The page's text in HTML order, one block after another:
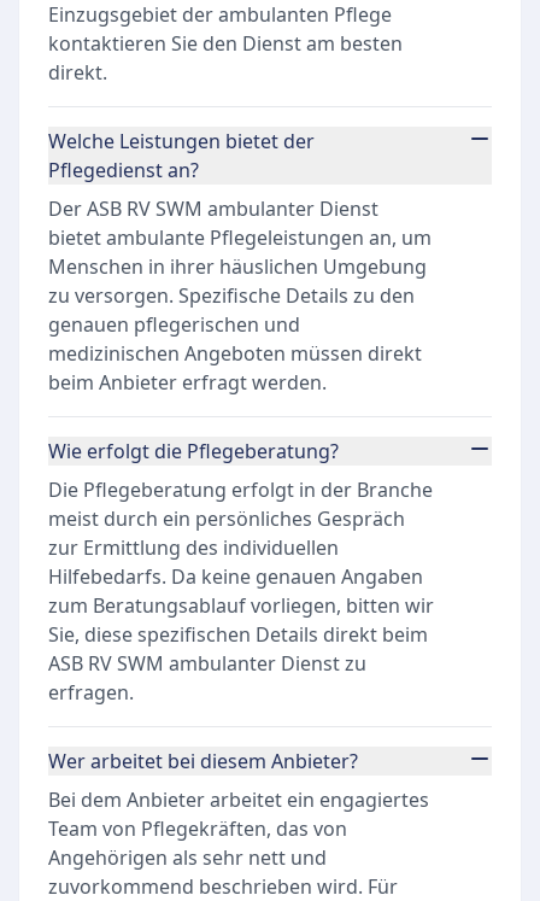
Einzugsgebiet der ambulanten Pflege
kontaktieren Sie den Dienst am besten
direkt.
Welche Leistungen bietet der
Pflegedienst an?
Der ASB RV SWM ambulanter Dienst
bietet ambulante Pflegeleistungen an, um
Menschen in ihrer häuslichen Umgebung
zu versorgen. Spezifische Details zu den
genauen pflegerischen und
medizinischen Angeboten müssen direkt
beim Anbieter erfragt werden.
Wie erfolgt die Pflegeberatung?
Die Pflegeberatung erfolgt in der Branche
meist durch ein persönliches Gespräch
zur Ermittlung des individuellen
Hilfebedarfs. Da keine genauen Angaben
zum Beratungsablauf vorliegen, bitten wir
Sie, diese spezifischen Details direkt beim
ASB RV SWM ambulanter Dienst zu
erfragen.
Wer arbeitet bei diesem Anbieter?
Bei dem Anbieter arbeitet ein engagiertes
Team von Pflegekräften, das von
Angehörigen als sehr nett und
zuvorkommend beschrieben wird. Für